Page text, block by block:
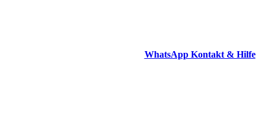
WhatsApp Kontakt & Hilfe